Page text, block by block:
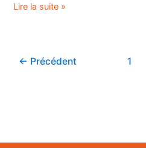
Lire la suite »
← Précédent 1